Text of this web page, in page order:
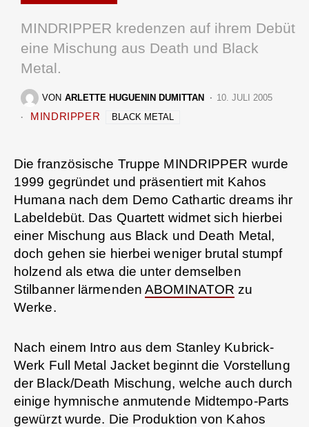
MINDRIPPER kredenzen auf ihrem Debüt
eine Mischung aus Death und Black
Metal.
VON ARLETTE HUGUENIN DUMITTAN 10. JULI 2005
MINDRIPPER BLACK METAL
Die französische Truppe MINDRIPPER wurde
1999 gegründet und präsentiert mit Kahos
Humana nach dem Demo Cathartic dreams ihr
Labeldebüt. Das Quartett widmet sich hierbei
einer Mischung aus Black und Death Metal,
doch gehen sie hierbei weniger brutal stumpf
holzend als etwa die unter demselben
Stilbanner lärmendenABOMINATOR zu
Werke.
Nach einem Intro aus dem Stanley Kubrick-
Werk Full Metal Jacket beginnt die Vorstellung
der Black/Death Mischung, welche auch durch
einige hymnische anmutende Midtempo-Parts
gewürzt wurde. Die Produktion von Kahos